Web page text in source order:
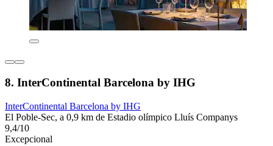
8. InterContinental Barcelona by IHG
InterContinental Barcelona by IHG
El Poble-Sec, a 0,9 km de Estadio olímpico Lluís Companys
9,4/10
Excepcional